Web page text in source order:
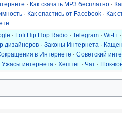
· Как скачать MP3 бесплатно ·
· Как спастись от Facebook · Как
· Lofi Hip Hop Radio · Telegram · Wi-Fi ·
дизайнеров · Законы Интернета ·
в Интернете · Советский
Ужасы интернета · Хештег · Чат · Шок-